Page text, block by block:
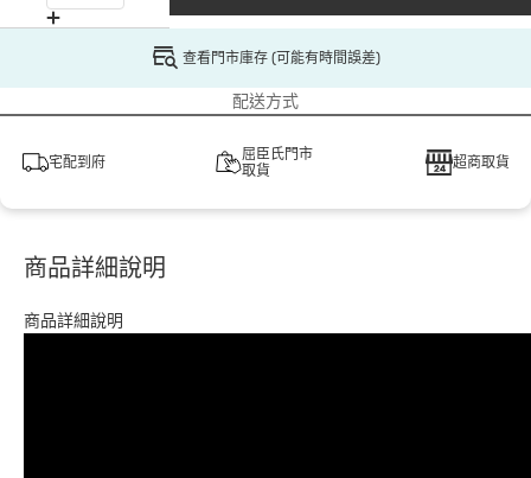
查看門市庫存 (可能有時間誤差)
配送方式
宅配到府
屈臣氏門市
取貨
超商取貨
商品詳細說明
商品詳細說明